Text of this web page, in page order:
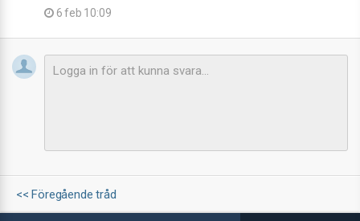
6 feb 10:09
<< Föregående tråd